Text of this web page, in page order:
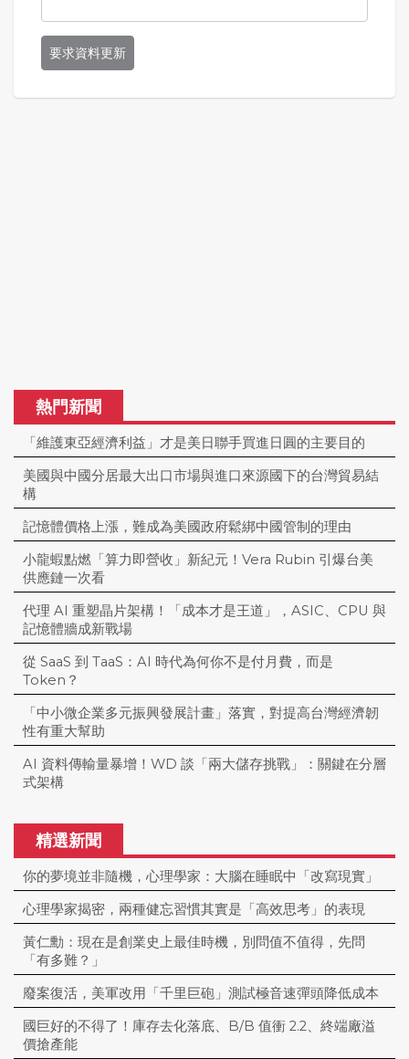
要求資料更新
熱門新聞
「維護東亞經濟利益」才是美日聯手買進日圓的主要目的
美國與中國分居最大出口市場與進口來源國下的台灣貿易結
構
記憶體價格上漲，難成為美國政府鬆綁中國管制的理由
小龍蝦點燃「算力即營收」新紀元！Vera Rubin 引爆台美
供應鏈一次看
代理 AI 重塑晶片架構！「成本才是王道」，ASIC、CPU 與
記憶體牆成新戰場
從 SaaS 到 TaaS：AI 時代為何你不是付月費，而是
Token？
「中小微企業多元振興發展計畫」落實，對提高台灣經濟韌
性有重大幫助
AI 資料傳輸量暴增！WD 談「兩大儲存挑戰」：關鍵在分層
式架構
精選新聞
你的夢境並非隨機，心理學家：大腦在睡眠中「改寫現實」
心理學家揭密，兩種健忘習慣其實是「高效思考」的表現
黃仁勳：現在是創業史上最佳時機，別問值不值得，先問
「有多難？」
廢案復活，美軍改用「千里巨砲」測試極音速彈頭降低成本
國巨好的不得了！庫存去化落底、B/B 值衝 2.2、終端廠溢
價搶產能